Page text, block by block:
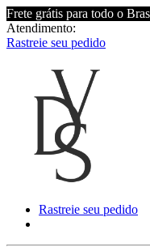
Frete grátis para todo o
Atendimento:
Rastreie seu pedido
Rastreie seu pedido